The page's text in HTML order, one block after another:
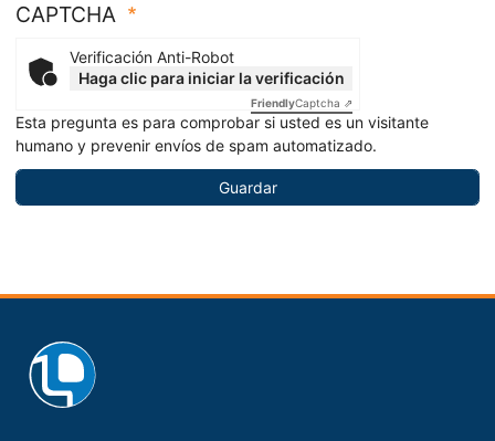
CAPTCHA
Verificación Anti-Robot
Haga clic para iniciar la verificación
FriendlyCaptcha ⇗
Esta pregunta es para comprobar si usted es un visitante
humano y prevenir envíos de spam automatizado.